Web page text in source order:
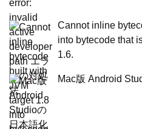
Cannot inline
into bytecode that
1.6.
Mac版 Android